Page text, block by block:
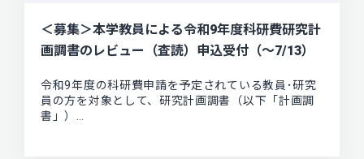
＜募集＞本学教員による令和9年度科研費研究計
画調書のレビュー（査読）申込受付（～7/13）
令和9年度の科研費申請を予定されている教員･研究
員の方を対象として、研究計画調書（以下「計画調
書」）…